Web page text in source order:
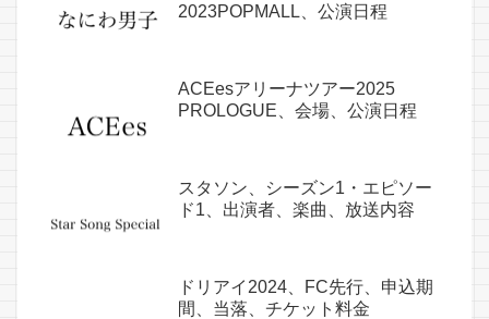
2023POPMALL、公演日程
ACEesアリーナツアー2025
PROLOGUE、会場、公演日程
スタソン、シーズン1・エピソー
ド1、出演者、楽曲、放送内容
ドリアイ2024、FC先行、申込期
間、当落、チケット料金